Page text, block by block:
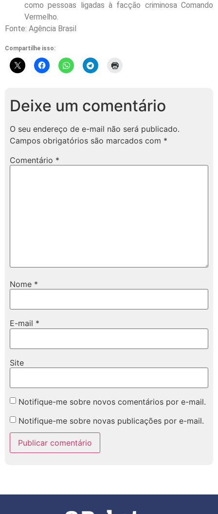
como pessoas ligadas à facção criminosa Comando
Vermelho.
Fonte: Agência Brasil
Compartilhe isso:
Deixe um comentário
O seu endereço de e-mail não será publicado.
Campos obrigatórios são marcados com *
Comentário *
Nome *
E-mail *
Site
Notifique-me sobre novos comentários por e-mail.
Notifique-me sobre novas publicações por e-mail.